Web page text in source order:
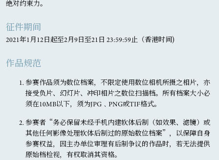
绝对约束力。
征件期间
2021年1月12日起至2月9日至21日 23:59:59止（香港时间)
作品规范
参赛作品须为数位档案，不限定使用数位相机所摄之相片，亦
接受负片、幻灯片、冲印相片之数位扫描档。所有档案大小必
须在10MB以下，须为JPG﹑PNG或TIF格式。
参赛者“务必保留未经手机内建软体后制（如效果、滤镜）或
其他任何影像处理软体后制过的原始数位档案”，以保障自身
参赛权益，因主办单位审理有后制争议的作品时，若无法提供
原始档检视，有权取消其资格。